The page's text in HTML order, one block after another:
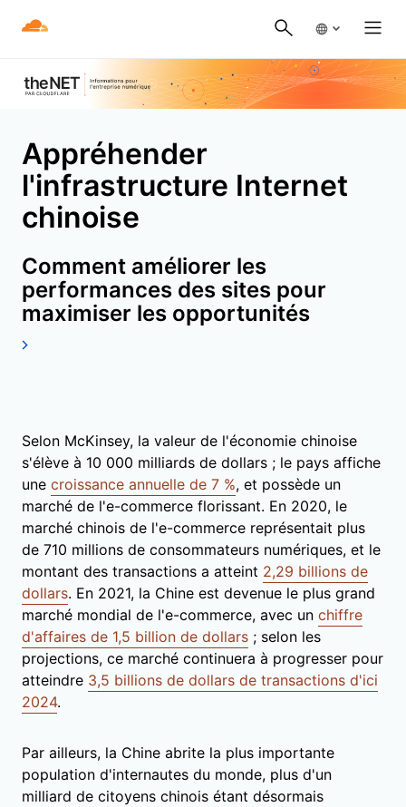
Appréhender
l'infrastructure Internet
chinoise
Comment améliorer les
performances des sites pour
maximiser les opportunités
Selon McKinsey, la valeur de l'économie chinoise
s'élève à 10 000 milliards de dollars ; le pays affiche
une croissance annuelle de 7 %, et possède un
marché de l'e-commerce florissant. En 2020, le
marché chinois de l'e-commerce représentait plus
de 710 millions de consommateurs numériques, et le
montant des transactions a atteint 2,29 billions de
dollars. En 2021, la Chine est devenue le plus grand
marché mondial de l'e-commerce, avec un chiffre
d'affaires de 1,5 billion de dollars ; selon les
projections, ce marché continuera à progresser pour
atteindre 3,5 billions de dollars de transactions d'ici
2024.
Par ailleurs, la Chine abrite la plus importante
population d'internautes du monde, plus d'un
milliard de citoyens chinois étant désormais